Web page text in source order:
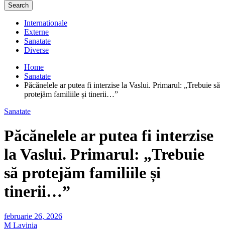
Search
Internationale
Externe
Sanatate
Diverse
Home
Sanatate
Păcănelele ar putea fi interzise la Vaslui. Primarul: „Trebuie să
protejăm familiile și tinerii…”
Sanatate
Păcănelele ar putea fi interzise
la Vaslui. Primarul: „Trebuie
să protejăm familiile și
tinerii…”
februarie 26, 2026
M Lavinia